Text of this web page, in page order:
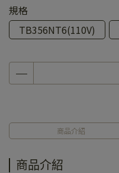
規格
TB356NT6(110V)
商品介紹
商品介紹